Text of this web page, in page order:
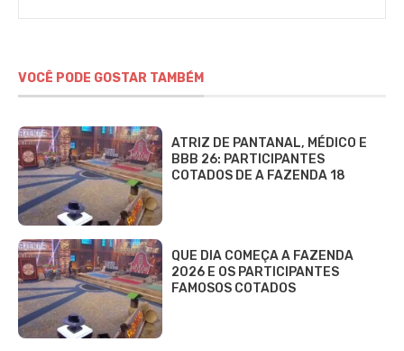
VOCÊ PODE GOSTAR TAMBÉM
ATRIZ DE PANTANAL, MÉDICO E
BBB 26: PARTICIPANTES
COTADOS DE A FAZENDA 18
QUE DIA COMEÇA A FAZENDA
2026 E OS PARTICIPANTES
FAMOSOS COTADOS